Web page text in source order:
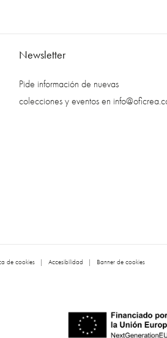
Newsletter
Pide información de nuevas
colecciones y eventos en
de cookies Accesibilidad Banner de cookies